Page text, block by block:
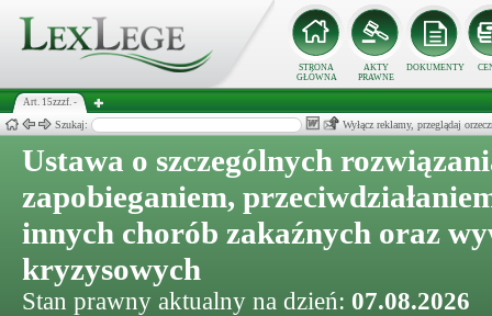
STRONA
GŁÓWNA
AKTY
PRAWNE
DOKUMENTY
Art. 15zzzf. -
Szukaj: Wyłącz reklamy, przeglądaj
Ustawa o szczególnych
zapobieganiem,
innych chorób zakaźnych oraz
kryzysowych
Stan prawny aktualny na dzień: 07.08.2026